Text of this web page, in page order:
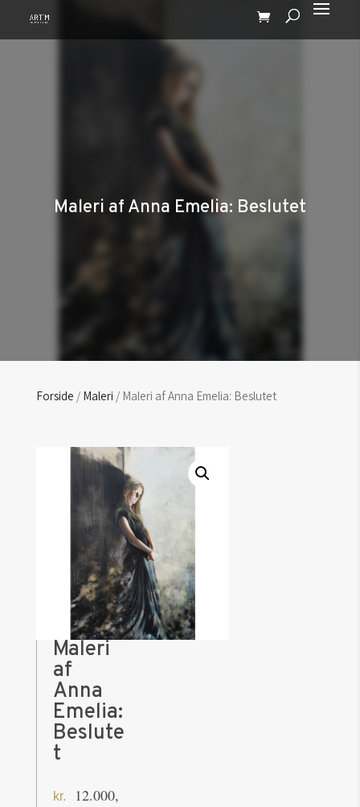
Maleri af Anna Emelia: Beslutet
Forside / Maleri / Maleri af Anna Emelia: Beslutet
Maleri
af
Anna
Emelia:
Beslute
t
kr.
12.000,